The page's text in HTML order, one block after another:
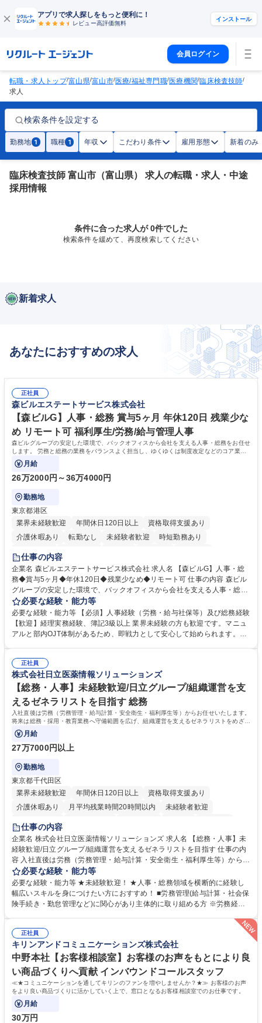
アプリで求人探しをもっと便利に！
レビュー高評価無料
インストール
会員ログイン
転職・求人トップ/富山県/富山市/医療/福祉専門職/医療機関/臨床検査技師/
求人
検索条件を設定する
勤務地 1 職種 1 年収 こだわり条件 雇用形態 新着のみ
臨床検査技師 富山市（富山県） 求人の転職・求人・中途
採用情報
条件に合った求人が 0件でした
検索条件を緩めて、再度検索してください
新着求人
あなたにおすすめの求人
正社員
森ビルエステートサービス株式会社
【森ビルG】人事・総務 賞与5ヶ月 年休120日 残業少な
め リモート可 福利厚生/労務/給与管理人事
森ビルグループの安定した環境で、バックオフィスから会社を支える人事・総務をお任せ
します。 労務と総務の業務をバランスよく担当し、ゆくゆくは制度改定などのコア業務
にも挑戦できる、やりがいある環境です。
月給
26万2000円～36万4000円
勤務地
東京都港区
業界未経験歓迎
年間休日120日以上
資格取得支援あり
介護休暇あり
転勤なし 未経験者歓迎
時短勤務あり
経験者歓迎
完全週休2日制
交通費支給 長期歓迎 駅近5分以内 土日祝休み
仕事の内容
企業名 森ビルエステートサービス株式会社 求人名 【森ビルG】人事・総
務◆賞与5ヶ月◆年休120日◆残業少なめ◆リモート可 仕事の内容 森ビル
グループの安定した環境で、バックオフィスから会社を支える人事・総務
をお任せします。 労務と総務の業務をバランスよく担当し、ゆくゆくは制
度改定などのコア業務にも挑戦できる、やりがいある環境です。 ■勤怠管
理、給与計算、社会保険手続き、年末調整等の労務管理全般 ■入退社手続
き、社内規定の改定や人事制度改定などのコア業務 ■社内イベントの企画
でも質問・相談できる環境が整っているため、安心して成長できます。 募
集職種 【森ビルG】人事・総務◆賞与5ヶ月◆年休120日◆残業少なめ◆
リモート可
必要な経験・能力等
必要な経験・能力等 【必須】人事経験（労務・給与社保等）及び総務経験
【歓迎】経理実務経験、簿記3級以上 業界未経験の方も歓迎です。マニュ
アルと部内OJT体制があるため、即戦力として安心して始められます。
務に挑戦できるため、自身の成長と組織への貢献度をダイレクトに実感で
きます。 残業少なめ、週1日リモート可など、ワークライフバランスを保
ち長期活躍できる環境です。 「これまでの幅広い経験を活かし、長期的な
キャリアを築きたい」という前向きな意欲と挑戦を全力で応援します。 学
歴・資格 学歴：大学院 大学 高専 短大 専修学校 高校 語学力： 資格：日商
簿記検定1級 日商簿記検定2級 日商簿記検定3級
正社員
株式会社日立医薬情報ソリューションズ
【総務・人事】未経験歓迎/日立グループ/組織運営を支
えるゼネラリストを目指す 総務
入社直後は労務（労務管理・給与計算・安全衛生・福利厚生等）からお任せいたします。
将来は総務・採用・教育業務へ守備範囲を広げ、組織運営を支えるゼネラリストをめざせ
ます。
月給
27万7000円以上
勤務地
東京都千代田区
業界未経験歓迎
年間休日120日以上
資格取得支援あり
介護休暇あり
月平均残業時間20時間以内
未経験者歓迎
住宅手当あり
育休あり
完全週休2日制 交通費支給 土日祝休み 寮・社宅あり
仕事の内容
企業名 株式会社日立医薬情報ソリューションズ 求人名 【総務・人事】未
経験歓迎/日立グループ/組織運営を支えるゼネラリストを目指す 仕事の内
容 入社直後は労務（労務管理・給与計算・安全衛生・福利厚生等）からお
任せいたします。将来は総務・採用・教育業務へ守備範囲を広げ、組織運
営を支えるゼネラリストをめざせます。 ・初期業務：労働時間管理、給与
計算、社会保険対応、福利厚生管理、安全衛生、健康経営推進等をお任せ
します。ご経験に応じて、休職者管理など、幅広く経験を積んでいただき
★メンバーがマンツーマンで丁寧に教えるため、ご経験が浅くても安心！
幅広く経験を積みたい意欲がある方に最適な環境です。 募集職種 【総
務・人事】未経験歓迎/日立グループ/組織運営を支えるゼネラリストを目
指す
必要な経験・能力等
必要な経験・能力等 ★未経験歓迎！ ★人事・総務領域を横断的に経験し
幅広いスキルを身につけたい方におすすめ！ ■労務管理(給与計算・社会保
険手続き・勤怠管理など)に関心があり主体的に取り組める方 ※労務経験
マネジメント職として活躍したい 【尚可】■人事、労務、採用、教育業務
のご経験 ■労務管理（給与計算・社会保険手続き・勤怠管理など）の経験
■衛生管理者の資格をお持ちの方 学歴・資格 学歴：大学院 大学 高専 短大
専修学校 高校 語学力： 資格：
正社員
キリンアンドコミュニケーションズ株式会社
中野本社【お客様相談室】お客様のお声をもとにより良
い商品づくりへ貢献 インバウンドコールスタッフ
≪★コミュニケーションを通してキリンのファンを増やしませんか？★≫ お客様のお声
をより良い商品づくりに活かしていく上で、窓口となるお客様相談室でのお仕事です。
月給
30万円